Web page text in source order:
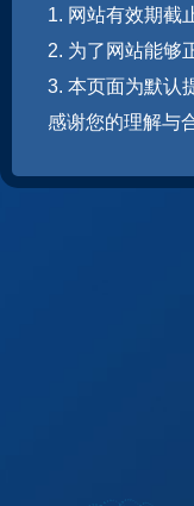
1. 网站有效期截
2. 为了网站能够
3. 本页面为默认
感谢您的理解与